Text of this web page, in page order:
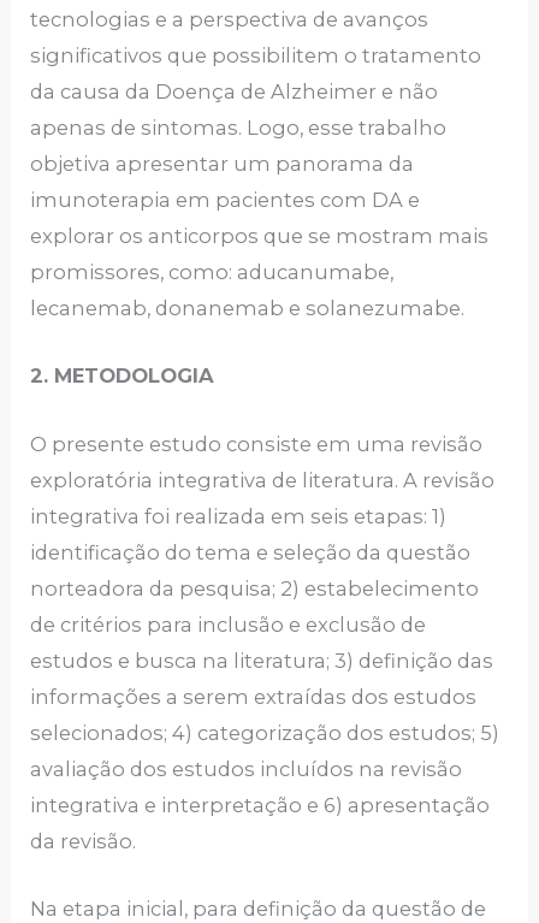
tecnologias e a perspectiva de avanços
significativos que possibilitem o tratamento
da causa da Doença de Alzheimer e não
apenas de sintomas. Logo, esse trabalho
objetiva apresentar um panorama da
imunoterapia em pacientes com DA e
explorar os anticorpos que se mostram mais
promissores, como: aducanumabe,
lecanemab, donanemab e solanezumabe.
2. METODOLOGIA
O presente estudo consiste em uma revisão
exploratória integrativa de literatura. A revisão
integrativa foi realizada em seis etapas: 1)
identificação do tema e seleção da questão
norteadora da pesquisa; 2) estabelecimento
de critérios para inclusão e exclusão de
estudos e busca na literatura; 3) definição das
informações a serem extraídas dos estudos
selecionados; 4) categorização dos estudos; 5)
avaliação dos estudos incluídos na revisão
integrativa e interpretação e 6) apresentação
da revisão.
Na etapa inicial, para definição da questão de